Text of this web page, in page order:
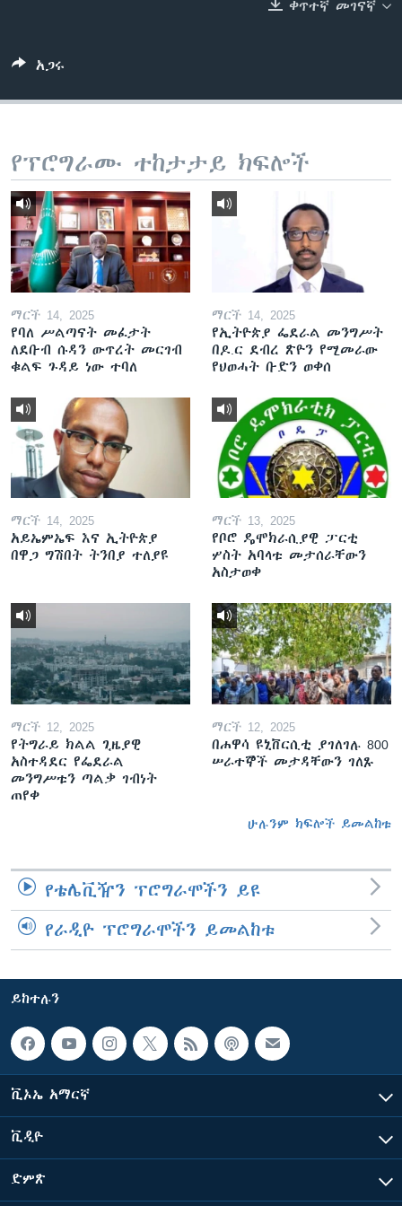
ቋንቋዎች
ቀጥተኛ መገናኛ
አጋሩ
የፕሮግራሙ ተከታታይ ክፍሎች
ማርች 14, 2025
የባለ ሥልጣናት መፈታት
ለደቡብ ሱዳን ውጥረት መርገብ
ቁልፍ ጉዳይ ነው ተባለ
ማርች 14, 2025
የኢትዮጵያ ፌደራል መንግሥት
በዶ.ር ደብረ ጽዮን የሚመራው
የህወሓት ቡድን ወቀሰ
ማርች 14, 2025
አይኤምኤፍ እና ኢትዮጵያ
በዋጋ ግሽበት ትንበያ ተለያዩ
ማርች 13, 2025
የቦሮ ዴሞክራሲያዊ ፓርቲ
ሦስት አባላቱ መታሰራቸውን
አስታወቀ
ማርች 12, 2025
የትግራይ ክልል ጊዜያዊ
አስተዳደር የፌደራል
መንግሥቱን ጣልቃ ገብነት
ጠየቀ
ማርች 12, 2025
በሐዋሳ ዩኒቨርሲቲ ያገለገሉ 800
ሠራተኞች መታዳቸውን ገለጹ
ሁሉንም ክፍሎች ይመልከቱ
የቴሌቪዥን ፕሮግራሞችን ይዩ
የራዲዮ ፕሮግራሞችን ይመልከቱ
ይከተሉን
ቪኦኤ አማርኛ
ቪዲዮ
ድምጽ